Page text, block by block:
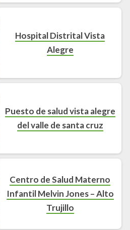
Hospital Distrital Vista
Alegre
Puesto de salud vista alegre
del valle de santa cruz
Centro de Salud Materno
Infantil Melvin Jones – Alto
Trujillo